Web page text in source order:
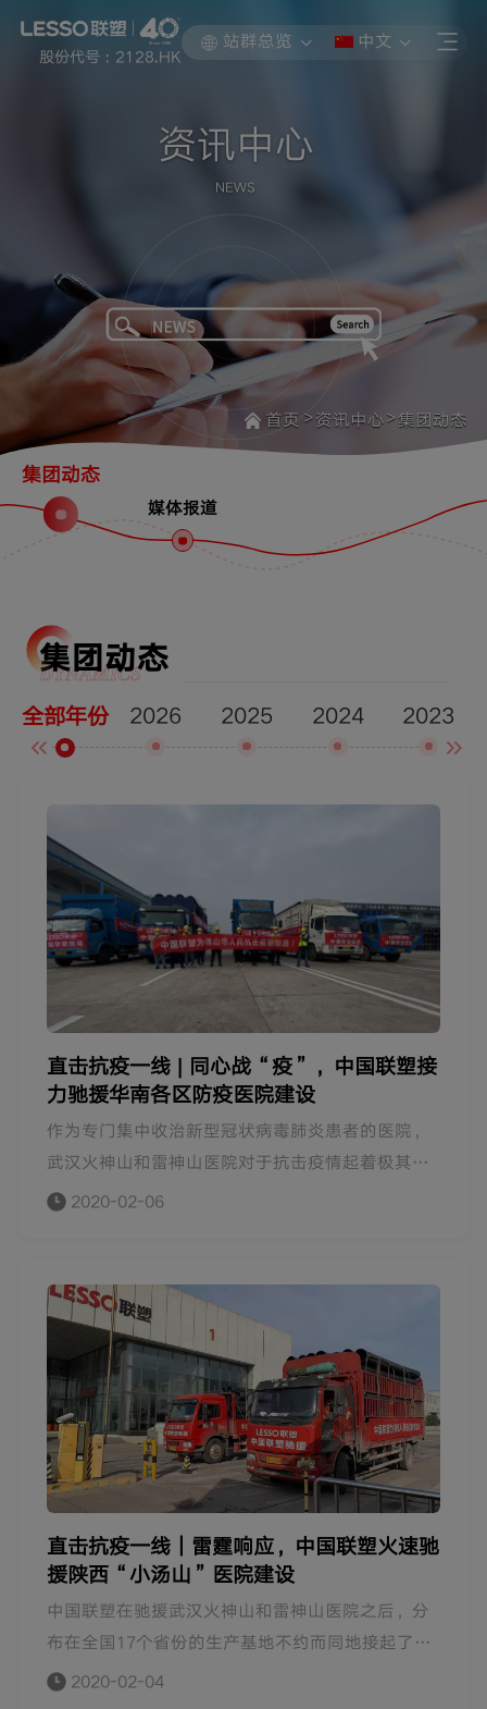
股份代号 : 2128.HK
站群总览 中文
资讯中心
NEWS
首页 >资讯中心>集团动态
集团动态
媒体报道
集团动态
DYNAMICS
全部年份 2026 2025 2024 2023
直击抗疫一线 | 同心战“疫”，中国联塑接
力驰援华南各区防疫医院建设
作为专门集中收治新型冠状病毒肺炎患者的医院，
武汉火神山和雷神山医院对于抗击疫情起着极其重
要的作用 ，联塑集团也在第一时间决定向两所医院
地区版本的“小汤山”医院也在紧锣密鼓开工当
中。 面对疫情，联塑集团一直在行动，积极主动支
援各区应急医院项目建设，为打赢疫情阻击战贡献
力量。
2020-02-06
直击抗疫一线｜雷霆响应，中国联塑火速驰
援陕西“小汤山”医院建设
中国联塑在驰援武汉火神山和雷神山医院之后，分
布在全国17个省份的生产基地不约而同地接起了抗
疫建设支援接力棒，再次投入到新的防疫项目中。2
2020-02-04